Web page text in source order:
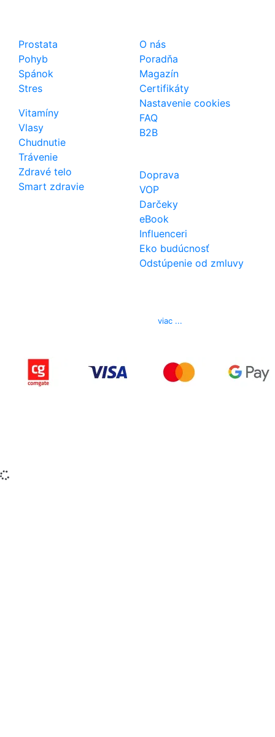
Prostata
Pohyb
Spánok
Stres
Vitamíny
Vlasy
Chudnutie
Trávenie
Zdravé telo
Smart zdravie
O nás
Poradňa
Magazín
Certifikáty
Nastavenie cookies
FAQ
B2B
Doprava
VOP
Darčeky
eBook
Influenceri
Eko budúcnosť
Odstúpenie od zmluvy
viac ...